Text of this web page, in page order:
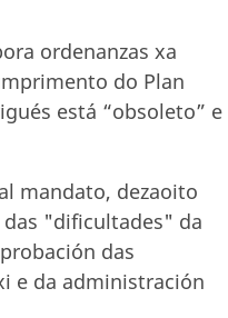
ordenanzas xa
do Plan
está “obsoleto” e
mandato, dezaoito
"dificultades" da
das
e da administración